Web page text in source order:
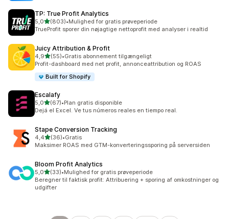
TP: True Profit Analytics
5,0ud af 5 stjerner
(803)
803 anmeldelser i alt
•Mulighed for gratis prøveperiode
TrueProfit sporer din nøjagtige nettoprofit med analyser i realtid
Juicy Attribution & Profit
4,9ud af 5 stjerner
(55)
55 anmeldelser i alt
•Gratis abonnement tilgængeligt
Profit-dashboard med net profit, annonceattribution og ROAS
Built for Shopify
Escalafy
5,0ud af 5 stjerner
(67)
67 anmeldelser i alt
•Plan gratis disponible
Dejá el Excel. Ve tus números reales en tiempo real.
Stape Conversion Tracking
4,4ud af 5 stjerner
(36)
36 anmeldelser i alt
•Gratis
Maksimer ROAS med GTM-konverteringssporing på serversiden
Bloom Profit Analytics
5,0ud af 5 stjerner
(33)
33 anmeldelser i alt
•Mulighed for gratis prøveperiode
Beregner til faktisk profit: Attribuering + sporing af omkostninger og
udgifter